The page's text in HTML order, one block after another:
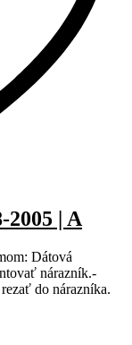
2005 | A
Dátová
nárazník.-
do nárazníka.